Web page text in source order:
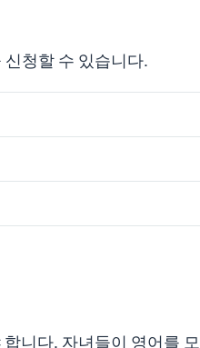
청할 수 있습니다.
니다. 자녀들이 영어를